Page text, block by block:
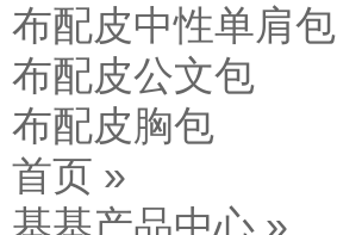
布配皮中性单肩包
布配皮公文包
布配皮胸包
首页 »
基基产品中心 »